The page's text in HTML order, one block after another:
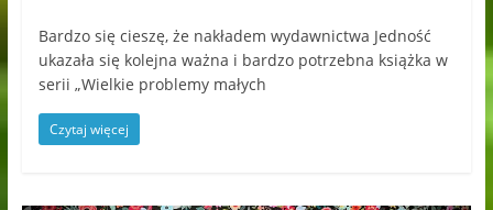
Bardzo się cieszę, że nakładem wydawnictwa Jedność
ukazała się kolejna ważna i bardzo potrzebna książka w
serii „Wielkie problemy małych
Czytaj więcej